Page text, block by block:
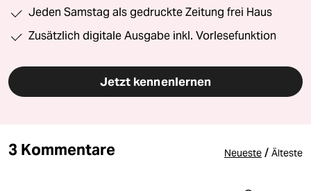
Jeden Samstag als gedruckte Zeitung frei Haus
Zusätzlich digitale Ausgabe inkl. Vorlesefunktion
Jetzt kennenlernen
3 Kommentare Neueste / Älteste